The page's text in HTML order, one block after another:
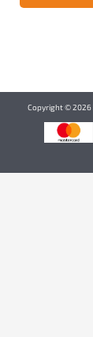
Copyright ©2026